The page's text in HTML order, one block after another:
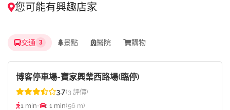
您可能有興趣店家
交通 3 景點 醫院 購物
博客停車場-寶家興業西路場(臨停)
3.7(3 評價)
1 min• < 1 min(56 m)